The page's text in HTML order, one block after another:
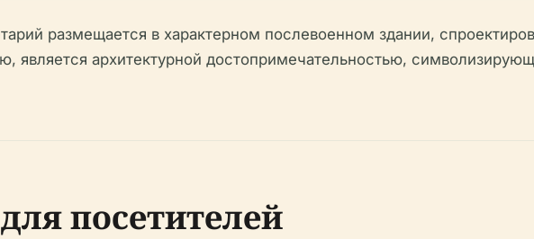
размещается в характерном послевоенном здании,
является архитектурной достопримечательностью,
посетителей